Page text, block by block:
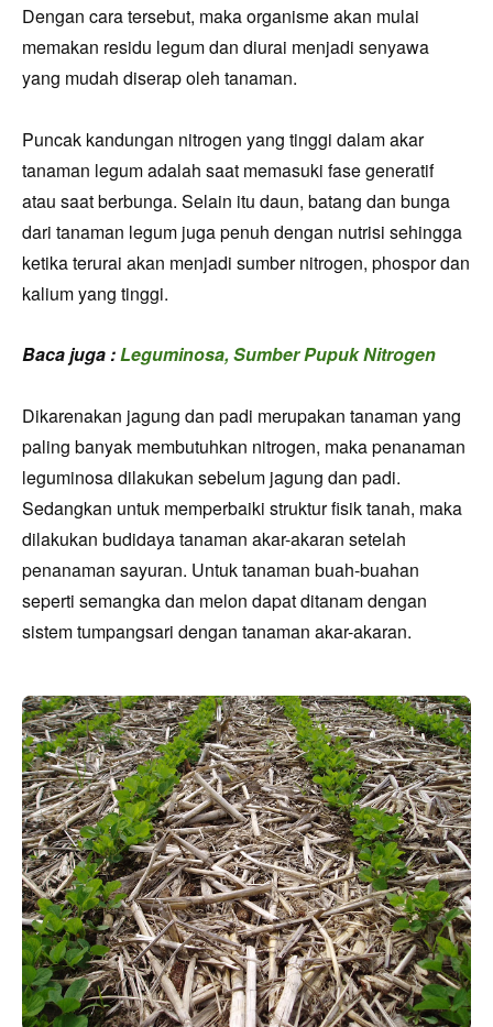
Dengan cara tersebut, maka organisme akan mulai
memakan residu legum dan diurai menjadi senyawa
yang mudah diserap oleh tanaman.
Puncak kandungan nitrogen yang tinggi dalam akar
tanaman legum adalah saat memasuki fase generatif
atau saat berbunga. Selain itu daun, batang dan bunga
dari tanaman legum juga penuh dengan nutrisi sehingga
ketika terurai akan menjadi sumber nitrogen, phospor dan
kalium yang tinggi.
Baca juga :Leguminosa, Sumber Pupuk Nitrogen
Dikarenakan jagung dan padi merupakan tanaman yang
paling banyak membutuhkan nitrogen, maka penanaman
leguminosa dilakukan sebelum jagung dan padi.
Sedangkan untuk memperbaiki struktur fisik tanah, maka
dilakukan budidaya tanaman akar-akaran setelah
penanaman sayuran. Untuk tanaman buah-buahan
seperti semangka dan melon dapat ditanam dengan
sistem tumpangsari dengan tanaman akar-akaran.